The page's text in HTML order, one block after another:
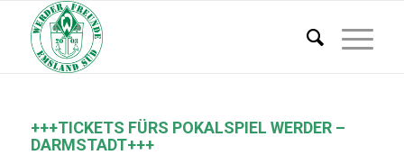
+++TICKETS FÜRS POKALSPIEL WERDER –
DARMSTADT+++